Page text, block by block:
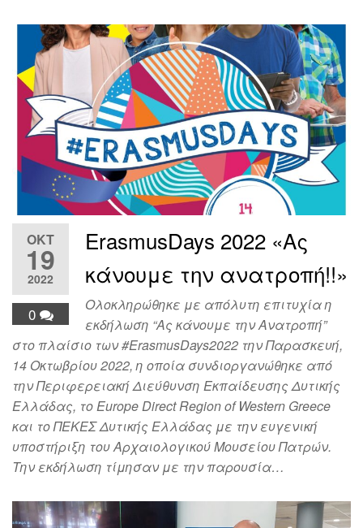
ΟΚΤ
19
2022
0
ErasmusDays 2022 «Ας
κάνουμε την ανατροπή!!»
Ολοκληρώθηκε με απόλυτη επιτυχία η
εκδήλωση “Ας κάνουμε την Ανατροπή”
στο πλαίσιο των #ErasmusDays2022 την Παρασκευή,
14 Οκτωβρίου 2022, η οποία συνδιοργανώθηκε από
την Περιφερειακή Διεύθυνση Εκπαίδευσης Δυτικής
Ελλάδας, το Europe Direct Region of Western Greece
και το ΠΕΚΕΣ Δυτικής Ελλάδας με την ευγενική
υποστήριξη του Αρχαιολογικού Μουσείου Πατρών.
Την εκδήλωση τίμησαν με την παρουσία…